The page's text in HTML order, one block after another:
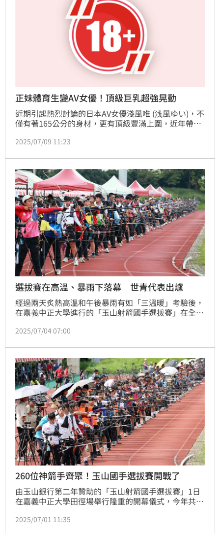
正妹體育生變AV女優！頂級巨乳超強晃動
近期引起熱烈討論的日本AV女優淺風唯 (浅風ゆい)，不
僅有著165公分的身材，更有頂級豐滿上圍，近年帶給
在射箭項目更是佼佼者，曾經參加日本全國高中弓道大
2025/07/09 11:23
選拔賽在高溫、暴雨下落幕 世青代表出爐
經過兩天炙熱高溫和午後暴雨有如「三溫暖」考驗後，
在嘉義中正大學進行的「玉山射箭國手選拔賽」在全國
了今年世青／世青少男女反曲弓、複合弓的國手名單，
界青年暨第十二屆世界青少年射箭錦標賽」，中華民國
射箭協會祕書長林政賢期許：「台灣青年青少年成績並
不亞於世界水準，保有很強的競爭力，希望這批新生代
國手能載金而
2025/07/04 07:00
260位神箭手齊聚！玉山國手選拔賽開戰了
由玉山銀行第二年贊助的「玉山射箭國手選拔賽」1日
在嘉義中正大學田徑場舉行隆重的開幕儀式，今年共有
一堂，將在2、3日展開為期兩天的激戰來爭奪世青和世
2025/07/01 11:35